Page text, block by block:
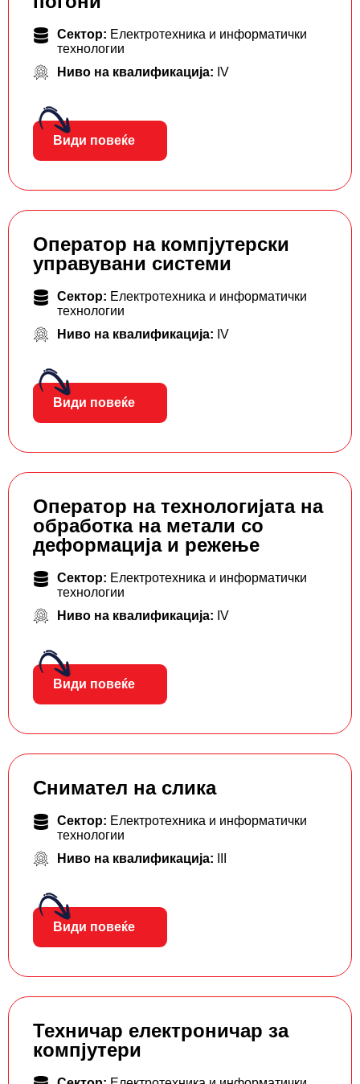
Сектор: Електротехника и информатички
технологии
Ниво на квалификација: IV
Види повеќе
Оператор на компјутерски
управувани системи
Сектор: Електротехника и информатички
технологии
Ниво на квалификација: IV
Види повеќе
Оператор на технологијата на
обработка на метали со
деформација и режење
Сектор: Електротехника и информатички
технологии
Ниво на квалификација: IV
Види повеќе
Снимател на слика
Сектор: Електротехника и информатички
технологии
Ниво на квалификација:
Види повеќе
Техничар електроничар за
компјутери